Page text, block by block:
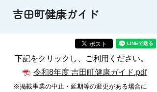
吉田町健康ガイド
下記をクリックし、ご利用ください。
令和8年度 吉田町健康ガイド.pdf
※掲載事業の中止・延期等の変更がある場合に